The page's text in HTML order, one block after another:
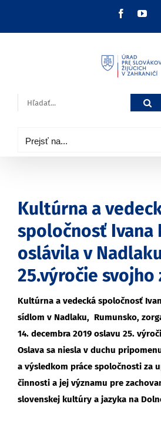
Facebook
Hľadať:
Prejsť na...
Kultúrna a
spoločnosť Ivana
oslávila v
25.výročie svojho
Kultúrna a vedecká spoločnosť
sídlom v Nadlaku, Rumunsko,
14. decembra 2019 oslavu 25.
Oslava sa niesla v duchu
a výsledkom práce spoločnosti za
činnosti a jej významu pre
slovenskej kultúry a jazyka na